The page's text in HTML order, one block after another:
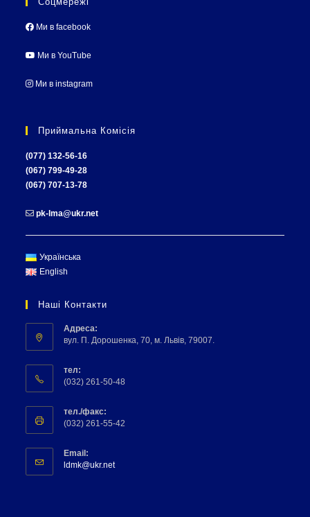
Ми в facebook
Ми в YouTube
Ми в instagram
Приймальна Комісія
(077) 132-56-16
(067) 799-49-28
(067) 707-13-78
pk-lma@ukr.net
Українська
English
Наші Контакти
Адреса:
вул. П. Дорошенка, 70, м. Львів, 79007.
тел:
(032) 261-50-48
тел./факс:
(032) 261-55-42
Email:
ldmk@ukr.net